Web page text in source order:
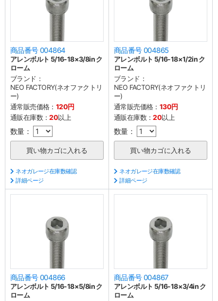
商品番号 004864
アレンボルト 5/16-18×3/8in ク
ローム
ブランド：
NEO FACTORY(ネオファクトリ
ー)
通常販売価格： 120円
通販在庫数：20以上
数量：
ネオガレージ在庫数確認
詳細ページ
商品番号 004865
アレンボルト 5/16-18×1/2in ク
ローム
ブランド：
NEO FACTORY(ネオファクトリ
ー)
通常販売価格： 130円
通販在庫数：20以上
数量：
ネオガレージ在庫数確認
詳細ページ
商品番号 004866
アレンボルト 5/16-18×5/8in ク
ローム
商品番号 004867
アレンボルト 5/16-18×3/4in ク
ローム